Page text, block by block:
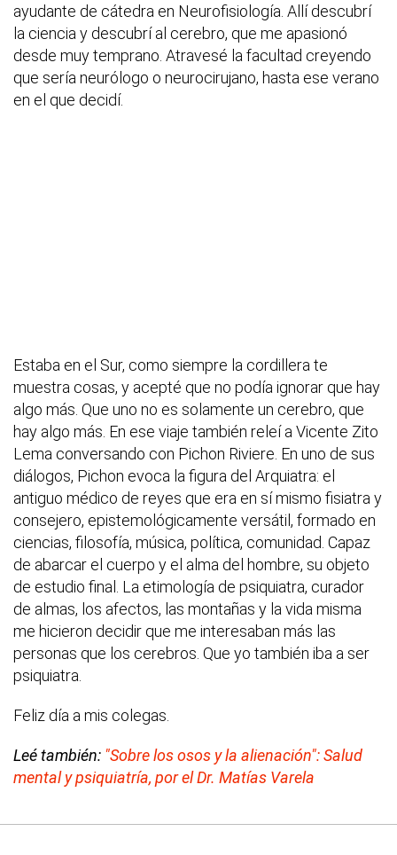
ayudante de cátedra en Neurofisiología. Allí descubrí
la ciencia y descubrí al cerebro, que me apasionó
desde muy temprano. Atravesé la facultad creyendo
que sería neurólogo o neurocirujano, hasta ese verano
en el que decidí.
Estaba en el Sur, como siempre la cordillera te
muestra cosas, y acepté que no podía ignorar que hay
algo más. Que uno no es solamente un cerebro, que
hay algo más. En ese viaje también releí a Vicente Zito
Lema conversando con Pichon Riviere. En uno de sus
diálogos, Pichon evoca la figura del Arquiatra: el
antiguo médico de reyes que era en sí mismo fisiatra y
consejero, epistemológicamente versátil, formado en
ciencias, filosofía, música, política, comunidad. Capaz
de abarcar el cuerpo y el alma del hombre, su objeto
de estudio final. La etimología de psiquiatra, curador
de almas, los afectos, las montañas y la vida misma
me hicieron decidir que me interesaban más las
personas que los cerebros. Que yo también iba a ser
psiquiatra.
Feliz día a mis colegas.
Leé también: "Sobre los osos y la alienación": Salud
mental y psiquiatría, por el Dr. Matías Varela